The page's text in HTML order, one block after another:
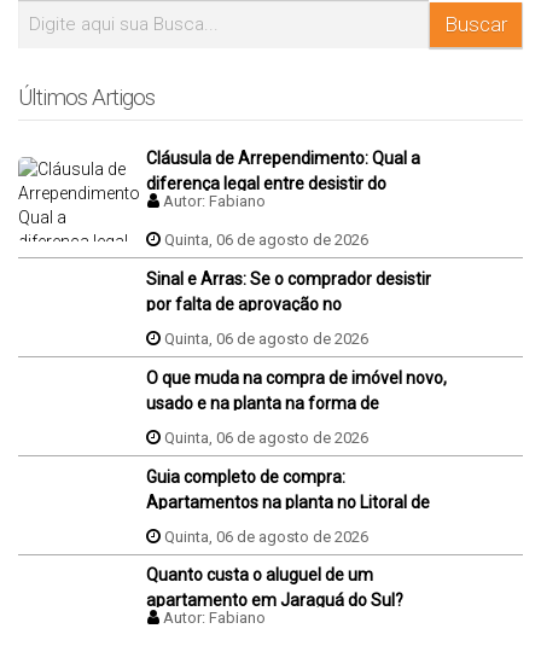
Últimos Artigos
Cláusula de Arrependimento: Qual a
diferença legal entre desistir do
negócio antes e depois da assinatura
da promessa de compra e venda do
imóvel?
Autor: Fabiano
Quinta, 06 de agosto de 2026
Sinal e Arras: Se o comprador desistir
por falta de aprovação no
financiamento, ele perde o sinal dados
na proposta?
Quinta, 06 de agosto de 2026
O que muda na compra de imóvel novo,
usado e na planta na forma de
pagamento?
Quinta, 06 de agosto de 2026
Guia completo de compra:
Apartamentos na planta no Litoral de
SCQuinta, 06 de agosto de 2026
Quanto custa o aluguel de um
apartamento em Jaraguá do Sul?
Autor: Fabiano